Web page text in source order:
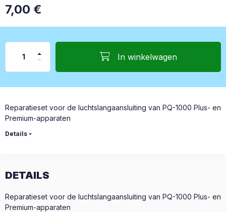
7,00 €
In winkelwagen
Reparatieset voor de luchtslangaansluiting van PQ-1000 Plus- en
Premium-apparaten
Details
DETAILS
Reparatieset voor de luchtslangaansluiting van PQ-1000 Plus- en
Premium-apparaten